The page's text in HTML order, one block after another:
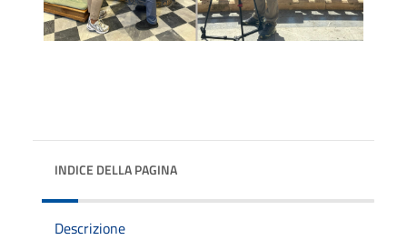
INDICE DELLA PAGINA
Descrizione